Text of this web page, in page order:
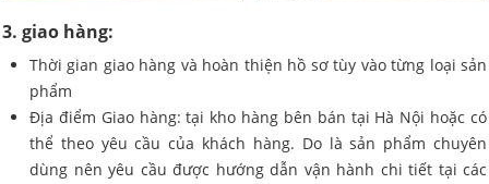
3. giao hàng:
Thời gian giao hàng và hoàn thiện hồ sơ tùy vào từng loại sản
phẩm
Địa điểm Giao hàng: tại kho hàng bên bán tại Hà Nội hoặc có
thể theo yêu cầu của khách hàng. Do là sản phẩm chuyên
dùng nên yêu cầu được hướng dẫn vận hành chi tiết tại các